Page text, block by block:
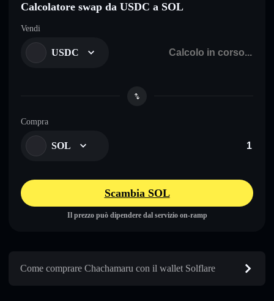
Calcolatore swap da USDC a SOL
Vendi
USDC
Compra
SOL
Scambia SOL
Il prezzo può dipendere dal servizio on-ramp
Come comprare Chachamaru con il wallet Solflare